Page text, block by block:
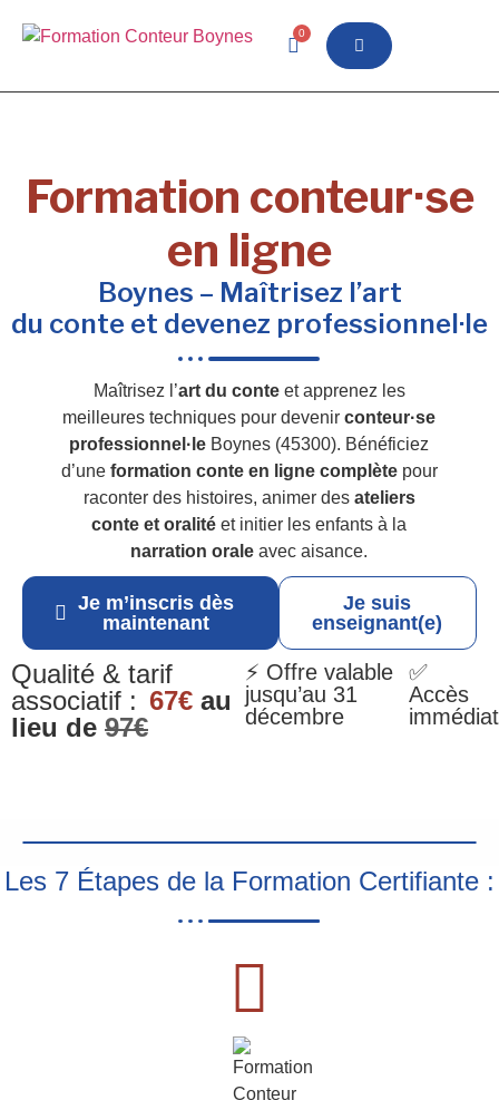
0
Formation conteur·se
en ligne
Boynes – Maîtrisez l’art
du conte et devenez professionnel·le
Maîtrisez l’art du conteet apprenez les
meilleures techniques pour devenirconteur·se
professionnel·le Boynes (45300). Bénéficiez
d’une formation conte en ligne complètepour
raconter des histoires, animer des ateliers
conte et oralité et initier les enfants à la
narration orale avec aisance.
Je m’inscris dès
maintenant
Je suis
enseignant(e)
Qualité & tarif
associatif : 67€ au
lieu de 97€
⚡ Offre valable
jusqu’au 31
décembre
✅
Accès
immédiat
Les 7 Étapes de la Formation Certifiante :